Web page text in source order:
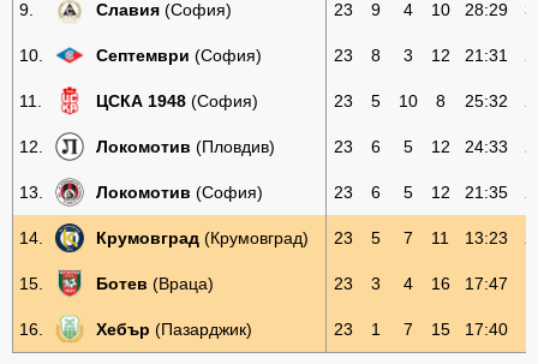
9. Славия (София) 23 9 4 10 28:29
10. Септември (София) 23 8 3 12 21:31
11. ЦСКА 1948 (София) 23 5 10 8 25:32
12. Локомотив (Пловдив) 23 6 5 12 24:33
13. Локомотив (София) 23 6 5 12 21:35
14. Крумовград (Крумовград) 23 5 7 11 13:23
15. Ботев (Враца) 23 3 4 16 17:47
16. Хебър (Пазарджик) 23 1 7 15 17:40